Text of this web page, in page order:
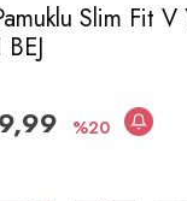
Slim Fit V
20